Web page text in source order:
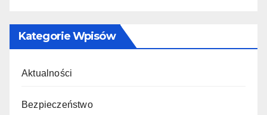
Kategorie Wpisów
Aktualności
Bezpieczeństwo